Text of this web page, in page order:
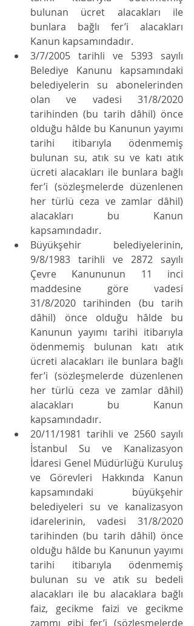
bulunan ücret alacakları ile
bunlara bağlı fer’i alacakları
Kanun kapsamındadır.
3/7/2005 tarihli ve 5393 sayılı
Belediye Kanunu kapsamındaki
belediyelerin su abonelerinden
olan ve vadesi 31/8/2020
tarihinden (bu tarih dâhil) önce
olduğu hâlde bu Kanunun yayımı
tarihi itibarıyla ödenmemiş
bulunan su, atık su ve katı atık
ücreti alacakları ile bunlara bağlı
fer’i (sözleşmelerde düzenlenen
her türlü ceza ve zamlar dâhil)
alacakları bu Kanun
kapsamındadır.
Büyükşehir belediyelerinin,
9/8/1983 tarihli ve 2872 sayılı
Çevre Kanununun 11 inci
maddesine göre vadesi
31/8/2020 tarihinden (bu tarih
dâhil) önce olduğu hâlde bu
Kanunun yayımı tarihi itibarıyla
ödenmemiş bulunan katı atık
ücreti alacakları ile bunlara bağlı
fer’i (sözleşmelerde düzenlenen
her türlü ceza ve zamlar dâhil)
alacakları bu Kanun
kapsamındadır.
20/11/1981 tarihli ve 2560 sayılı
İstanbul Su ve Kanalizasyon
İdaresi Genel Müdürlüğü Kuruluş
ve Görevleri Hakkında Kanun
kapsamındaki büyükşehir
belediyeleri su ve kanalizasyon
idarelerinin, vadesi 31/8/2020
tarihinden (bu tarih dâhil) önce
olduğu hâlde bu Kanunun yayımı
tarihi itibarıyla ödenmemiş
bulunan su ve atık su bedeli
alacakları ile bu alacaklara bağlı
faiz, gecikme faizi ve gecikme
zammı gibi fer’i (sözleşmelerde